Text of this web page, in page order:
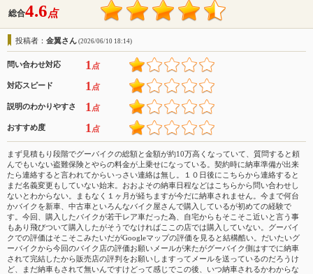
総合4.6点
投稿者： 金翼さん (2026/06/10 18:14)
問い合わせ対応 1 点
対応スピード 1 点
説明のわかりやすさ 1 点
おすすめ度 1 点
まず見積もり段階でグーバイクの総額と金額が約10万高くなっていて、質問すると頼
んでもいない盗難保険とやらの料金が上乗せになっている。契約時に納車準備が出来
たら連絡すると言われてからいっさい連絡は無し。１０日後にこちらから連絡すると
まだ名義変更もしていない始末。おおよその納車日程などはこちらから問い合わせし
ないとわからない。まもなく１ヶ月が経ちますが今だに納車されません。今まで何台
かバイクを新車、中古車といろんなバイク屋さんで購入しているが初めての経験で
す。今回、購入したバイクが若干レア車だった為、自宅からもそこそこ近いと言う事
もあり飛びついて購入したがそうでなければここの店では購入していない。グーバイ
クでの評価はそこそこみたいだがGoogleマップの評価を見ると結構酷い。だいたいグ
ーバイクから今回のバイク店の評価お願いメールが来たがグーバイク側はすでに納車
されて完結したから販売店の評判をお願いしますってメールを送っているのだろうけ
ど、まだ納車もされて無いんですけどって感じでこの後、いつ納車されるかわからな